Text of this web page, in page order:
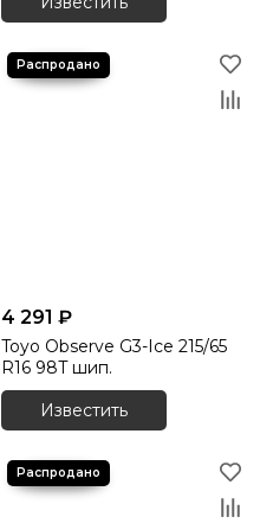
4 291 ₽
Toyo Observe G3-Ice 215/65
R16 98T шип.
Известить